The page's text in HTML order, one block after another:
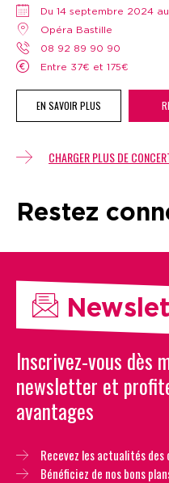
Du 14 septembre 2024
Opéra Bastille
08 92 89 90 90
Entre 37€ et 175€
EN SAVOIR PLUS
CHARGER PLUS DE
Restez
Inscrivez-vous dès
newsletter et
avantages
Recevez les actualités
Bénéficiez de nos bons